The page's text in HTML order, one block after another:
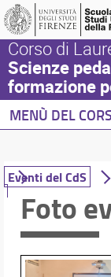
Corso di
Scienze
formazione
MENÙ DEL
Corso di
Didattica
Eventi e
Eventi del CdS
Foto